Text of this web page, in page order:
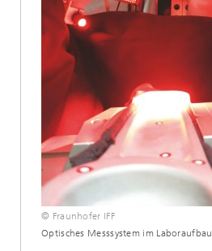
© Fraunhofer IFF
Optisches Messsystem im Laboraufbau